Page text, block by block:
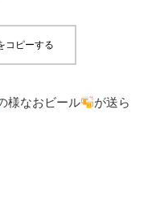
コピーする
様なおビール
が送ら